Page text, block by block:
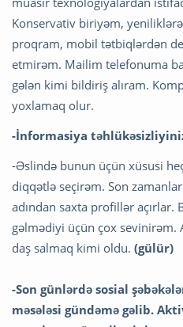
Konservativ biriyəm, yeniliklərə
proqram, mobil tətbiqlərdən
etmirəm. Mailim telefonuma
gələn kimi bildiriş alıram.
yoxlamaq olur.
-İnformasiya
-Əslində bunun üçün xüsusi
diqqətlə seçirəm. Son
adından saxta profillər açırlar.
gəlmədiyi üçün çox sevinirəm.
daş salmaq kimi oldu. (gülür)
-Son günlərdə sosial
məsələsi gündəmə gəlib.